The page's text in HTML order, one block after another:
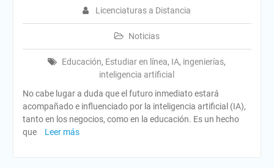
Licenciaturas a Distancia
Noticias
Educación, Estudiar en línea, IA, ingenierías,
inteligencia artificial
No cabe lugar a duda que el futuro inmediato estará
acompañado e influenciado por la inteligencia artificial (IA),
tanto en los negocios, como en la educación. Es un hecho
que
Leer más